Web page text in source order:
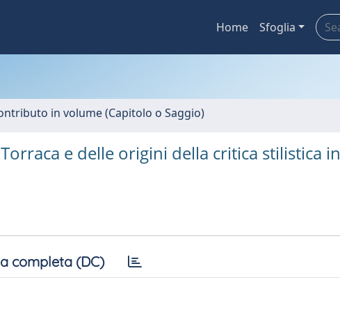
Home Sfoglia
in volume (Capitolo o Saggio)
e delle origini della critica stilistica in
completa (DC)